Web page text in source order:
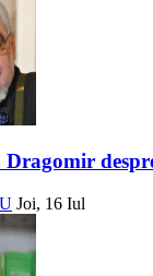
Joi, 16 Iul